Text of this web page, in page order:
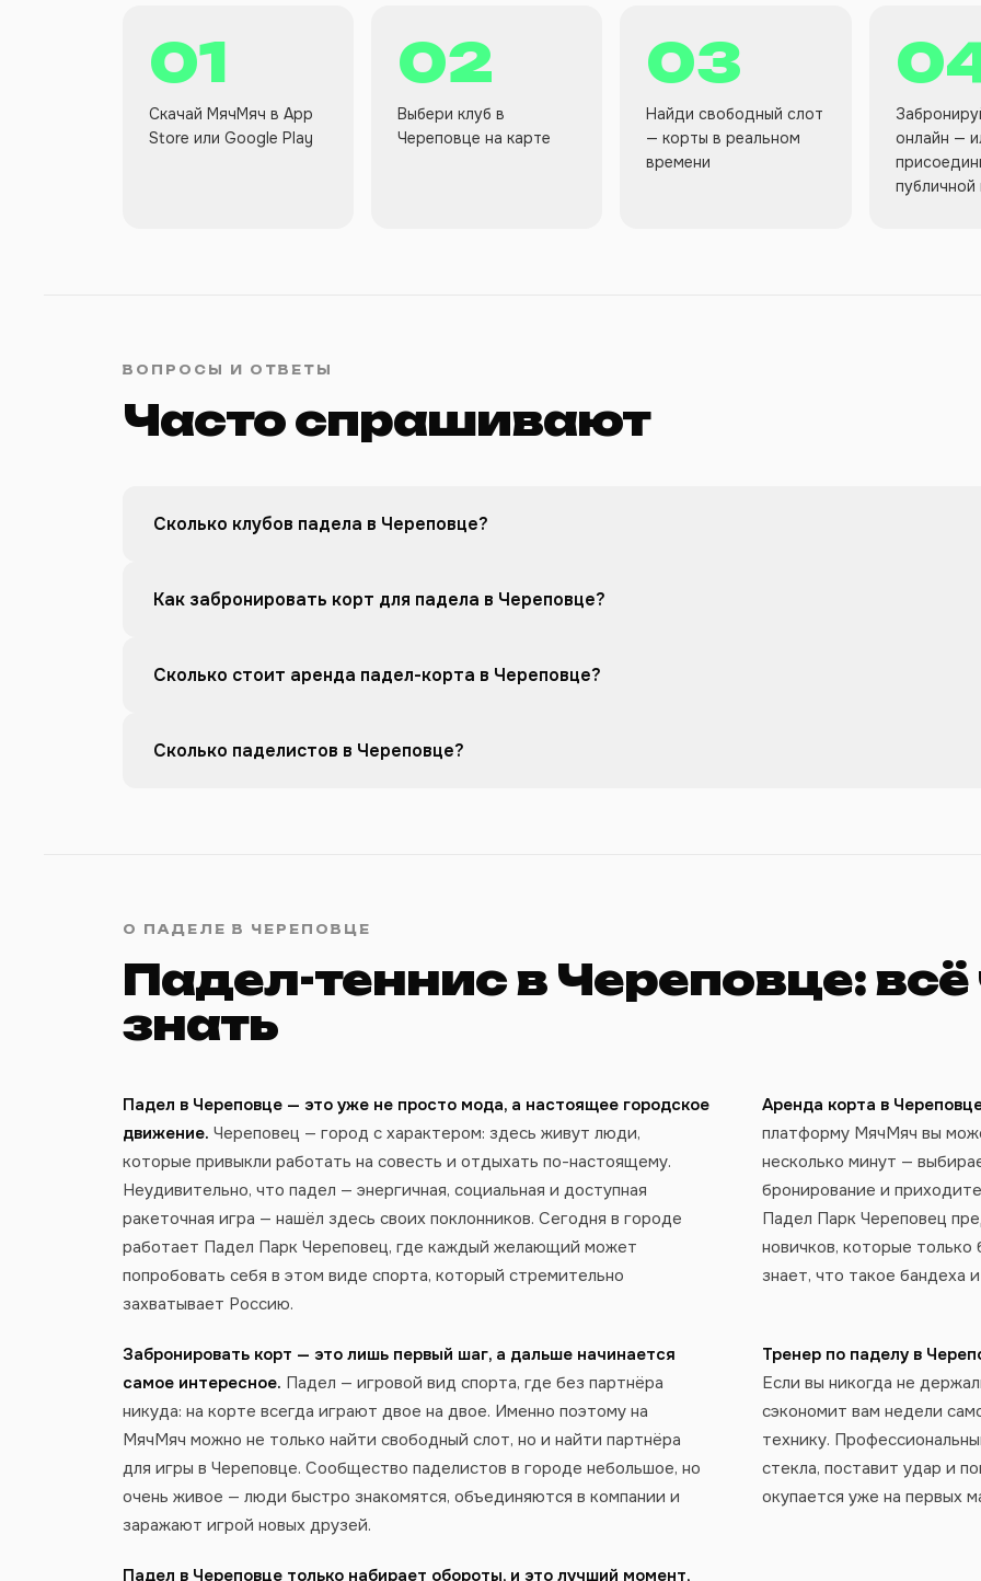
01
Скачай МячМяч в App
Store или Google Play
02
Выбери клуб в
Череповце на карте
03
Найди свободный слот
— корты в реальном
времени
онлайн —
публичной
ВОПРОСЫ И ОТВЕТЫ
Часто спрашивают
Сколько клубов падела в Череповце?
Как забронировать корт для падела в Череповце?
Сколько стоит аренда падел-корта в Череповце?
Сколько паделистов в Череповце?
О ПАДЕЛЕ В ЧЕРЕПОВЦЕ
Падел-теннис в Череповце:
знать
Падел в Череповце — это уже не просто мода, а настоящее городское
движение. Череповец — город с характером: здесь живут люди,
которые привыкли работать на совесть и отдыхать по-настоящему.
Неудивительно, что падел — энергичная, социальная и доступная
ракеточная игра — нашёл здесь своих поклонников. Сегодня в городе
работает Падел Парк Череповец, где каждый желающий может
попробовать себя в этом виде спорта, который стремительно
захватывает Россию.
Аренда корта в
платформу МячМяч вы
несколько минут —
бронирование и
Падел Парк Череповец
новичков, которые только
знает, что такое бандеха
Забронировать корт — это лишь первый шаг, а дальше начинается
самое интересное. Падел — игровой вид спорта, где без партнёра
никуда: на корте всегда играют двое на двое. Именно поэтому на
МячМяч можно не только найти свободный слот, но и найти партнёра
для игры в Череповце. Сообщество паделистов в городе небольшое, но
очень живое — люди быстро знакомятся, объединяются в компании и
заражают игрой новых друзей.
Тренер по паделу в
Если вы никогда не
сэкономит вам недели
технику.
стекла, поставит удар и
окупается уже на первых
Падел в Череповце только набирает обороты, и это лучший момент,